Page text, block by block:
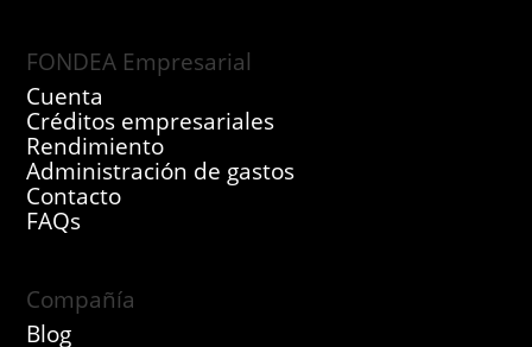
FONDEA Empresarial
Cuenta
Créditos empresariales
Rendimiento
Administración de gastos
Contacto
FAQs
Compañía
Blog